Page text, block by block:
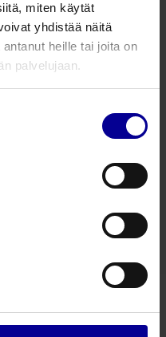
miten käytät
yhdistää näitä
heille tai joita on
palvelujaan.
nesteenkerääjä
C-VAC
Diatermia - Savuimu